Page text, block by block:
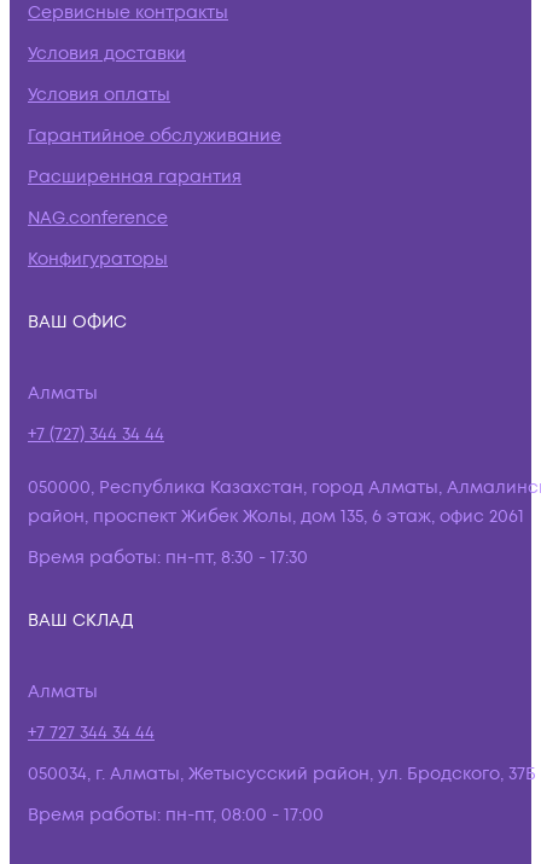
Сервисные контракты
Условия доставки
Условия оплаты
Гарантийное обслуживание
Расширенная гарантия
NAG.conference
Конфигураторы
ВАШ ОФИС
Алматы
+7 (727) 344 34 44
050000, Республика Казахстан, город Алматы,
район, проспект Жибек Жолы, дом 135, 6 этаж, офис 2061
Время работы: пн-пт, 8:30 - 17:30
ВАШ СКЛАД
Алматы
+7 727 344 34 44
050034, г. Алматы, Жетысусский район, ул. Бродского, 37Б
Время работы: пн-пт, 08:00 - 17:00